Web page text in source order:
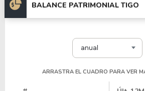
BALANCE PATRIMONIAL TIGO
anual
ARRASTRA EL CUADRO PARA VER